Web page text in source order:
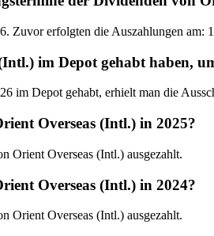
Zuvor erfolgten die Auszahlungen am:
im Depot gehabt haben,
im Depot gehabt, erhielt man die
Overseas (Intl.) in 2025?
Orient Overseas (Intl.) ausgezahlt.
Overseas (Intl.) in 2024?
Orient Overseas (Intl.) ausgezahlt.